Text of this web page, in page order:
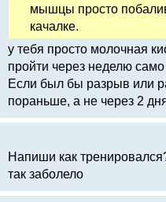
мышцы просто
качалке.
у тебя просто молочная
пройти через неделю само
Если был бы разрыв или
пораньше, а не через 2
Напиши как
так заболело